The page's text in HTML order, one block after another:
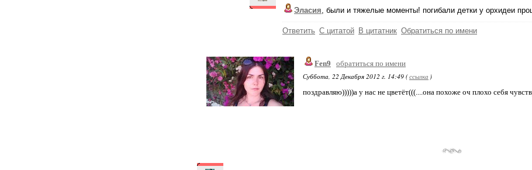
Эласия, были и тяжелые моменты! погибали детки у орхидеи
Ответить С цитатой В цитатник Обратиться по имени
Fen9
обратиться по имени
Суббота, 22 Декабря 2012 г. 14:49 (ссылка )
поздравляю)))))а у нас не цветёт(((....она похоже оч плохо себя